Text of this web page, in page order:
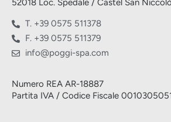
52018 Loc. Spedale / Castel San
T. +39 0575 511378
F. +39 0575 511379
info@poggi-spa.com
Numero REA AR-18887
Partita IVA / Codice Fiscale